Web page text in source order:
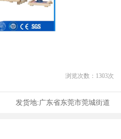
浏览次数： 1303次
发货地:广东省东莞市莞城街道